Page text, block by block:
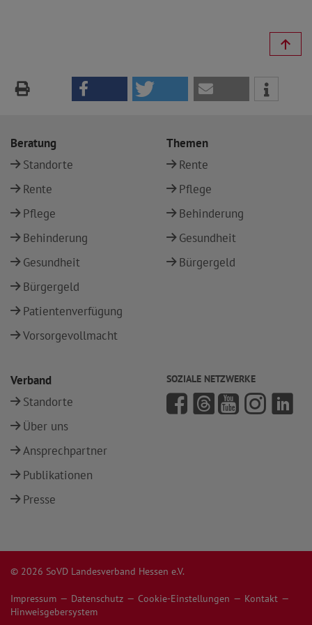
Beratung
Standorte
Rente
Pflege
Behinderung
Gesundheit
Bürgergeld
Patientenverfügung
Vorsorgevollmacht
Themen
Rente
Pflege
Behinderung
Gesundheit
Bürgergeld
Verband
Standorte
Über uns
Ansprechpartner
Publikationen
Presse
SOZIALE NETZWERKE
© 2026 SoVD Landesverband Hessen e.V.
Impressum Datenschutz Cookie-Einstellungen
Kontakt
Hinweisgebersystem